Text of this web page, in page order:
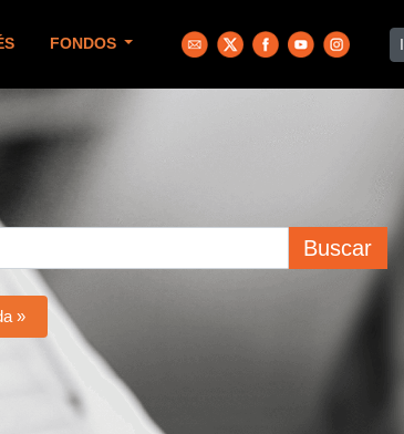
FONDOS
Buscar
»